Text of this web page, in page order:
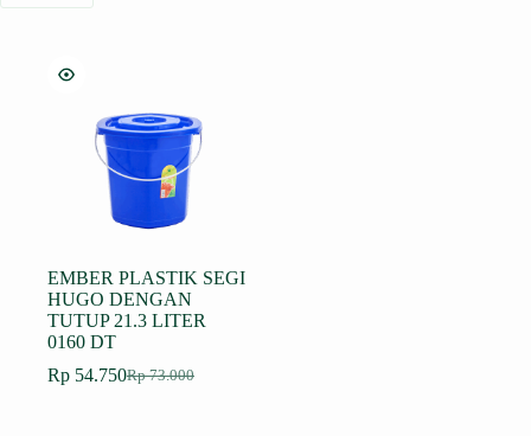
EMBER PLASTIK SEGI
HUGO DENGAN
TUTUP 21.3 LITER
0160 DT
Rp73.000
Harga
Rp 54.750Harga